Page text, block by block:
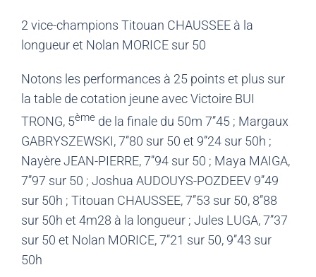
2 vice-champions Titouan CHAUSSEE à la
longueur et Nolan MORICE sur 50
Notons les performances à 25 points et plus sur
la table de cotation jeune avec Victoire BUI
TRONG, 5ème de la finale du 50m 7’’45 ; Margaux
GABRYSZEWSKI, 7’’80 sur 50 et 9’’24 sur 50h ;
Nayère JEAN-PIERRE, 7’’94 sur 50 ; Maya MAIGA,
7’’97 sur 50 ; Joshua AUDOUYS-POZDEEV 9’’49
sur 50h ; Titouan CHAUSSEE, 7’’53 sur 50, 8’’88
sur 50h et 4m28 à la longueur ; Jules LUGA, 7’’37
sur 50 et Nolan MORICE, 7’’21 sur 50, 9’’43 sur
50h